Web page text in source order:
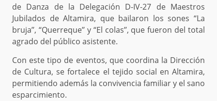
de Danza de la Delegación D-IV-27 de Maestros
Jubilados de Altamira, que bailaron los sones “La
bruja’’, “Querreque’’ y “El colas’’, que fueron del total
agrado del público asistente.
Con este tipo de eventos, que coordina la Dirección
de Cultura, se fortalece el tejido social en Altamira,
permitiendo además la convivencia familiar y el sano
esparcimiento.